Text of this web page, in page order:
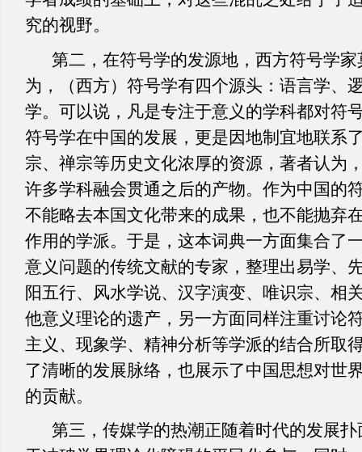
究的视野。
第二，在符号学的发源地，西方符号学
为，（西方）符号学有四个源头：语言学、
学。可以说，凡是专注于意义的学科都对符
符号学在中国的发展，更是因地制宜地联系
宗、禅宗等历史文化浓厚的资源，著者认为
许多学科融会贯通之后的产物。作为中国的
不能略去本国文化带来的成果，也不能抛弃
作用的学派。于是，这本词典一方面集合了
意义问题的传统文献的专家，整理出易学、
阳五行、风水学说、汉字演变、唯识宗、相
他意义理论的遗产，另一方面同样注重讨论
主义、现象学、精神分析等学派的结合所取
了清晰的发展脉络，也展示了中国思想对世
的贡献。
第三，传媒学的热潮正随着时代的发展